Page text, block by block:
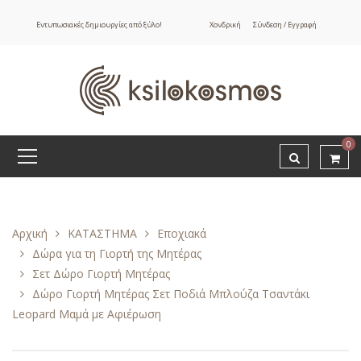
Εντυπωσιακές δημιουργίες από ξύλο! Χονδρική Σύνδεση / Εγγραφή
0
Αρχική ΚΑΤΑΣΤΗΜΑ
Εποχιακά
Δώρα για τη Γιορτή της Μητέρας
Σετ Δώρο Γιορτή Μητέρας
Δώρο Γιορτή Μητέρας Σετ Ποδιά Μπλούζα Τσαντάκι
Leopard Μαμά με Αφιέρωση